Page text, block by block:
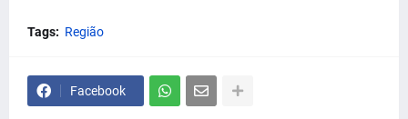
Tags: Região
Facebook